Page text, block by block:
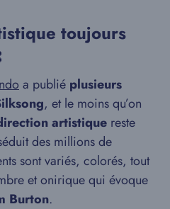
toujours
a publié plusieurs
, et le moins qu’on
artistique reste
des millions de
sont variés, colorés, tout
et onirique qui évoque
Burton.